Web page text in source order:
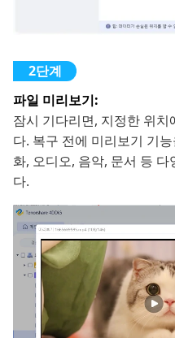
파일 미리보기:
잠시 기다리면, 지정한 위
다. 복구 전에 미리보기 기
화, 오디오, 음악, 문서 등
다.